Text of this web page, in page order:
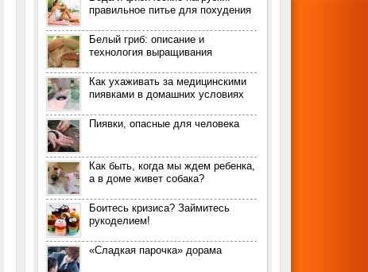
правильное питье для похудения
Белый гриб: описание и
технология выращивания
Как ухаживать за медицинскими
пиявками в домашних условиях
Пиявки, опасные для человека
Как быть, когда мы ждем ребенка,
а в доме живет собака?
Боитесь кризиса? Займитесь
рукоделием!
«Сладкая парочка» дорама